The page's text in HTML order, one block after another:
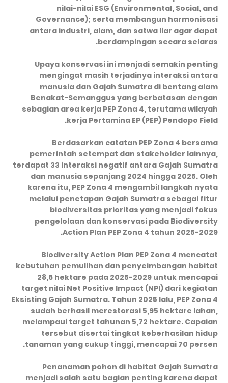
nilai-nilai ESG (Environmental, Social, and
Governance); serta membangun harmonisasi
antara industri, alam, dan satwa liar agar dapat
berdampingan secara selaras.
Upaya konservasi ini menjadi semakin penting
mengingat masih terjadinya interaksi antara
manusia dan Gajah Sumatra di bentang alam
Benakat-Semanggus yang berbatasan dengan
sebagian area kerja PEP Zona 4, terutama wilayah
kerja Pertamina EP (PEP) Pendopo Field.
Berdasarkan catatan PEP Zona 4 bersama
pemerintah setempat dan stakeholder lainnya,
terdapat 33 interaksi negatif antara Gajah Sumatra
dan manusia sepanjang 2024 hingga 2025. Oleh
karena itu, PEP Zona 4 mengambil langkah nyata
melalui penetapan Gajah Sumatra sebagai fitur
biodiversitas prioritas yang menjadi fokus
pengelolaan dan konservasi pada Biodiversity
Action Plan PEP Zona 4 tahun 2025-2029.
Biodiversity Action Plan PEP Zona 4 mencatat
kebutuhan pemulihan dan penyeimbangan habitat
28,6 hektare pada 2025-2029 untuk mencapai
target nilai Net Positive Impact (NPI) dari kegiatan
Eksisting Gajah Sumatra. Tahun 2025 lalu, PEP Zona 4
sudah berhasil merestorasi 5,95 hektare lahan,
melampaui target tahunan 5,72 hektare. Capaian
tersebut disertai tingkat keberhasilan hidup
tanaman yang cukup tinggi, mencapai 70 persen.
Penanaman pohon di habitat Gajah Sumatra
menjadi salah satu bagian penting karena dapat